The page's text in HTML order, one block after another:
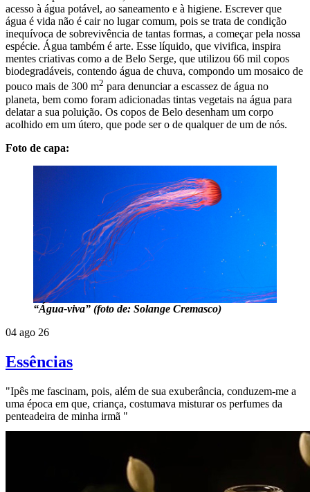
acesso à água potável, ao saneamento e à higiene. Escrever que
água é vida não é cair no lugar comum, pois se trata de condição
inequívoca de sobrevivência de tantas formas, a começar pela nossa
espécie. Água também é arte. Esse líquido, que vivifica, inspira
mentes criativas como a de Belo Serge, que utilizou 66 mil copos
biodegradáveis, contendo água de chuva, compondo um mosaico de
pouco mais de 300 m2 para denunciar a escassez de água no
planeta, bem como foram adicionadas tintas vegetais na água para
delatar a sua poluição. Os copos de Belo desenham um corpo
acolhido em um útero, que pode ser o de qualquer de um de nós.
Foto de capa:
“Água-viva” (foto de: Solange Cremasco)
04 ago 26
Essências
"Ipês me fascinam, pois, além de sua exuberância, conduzem-me a
uma época em que, criança, costumava misturar os perfumes da
penteadeira de minha irmã "